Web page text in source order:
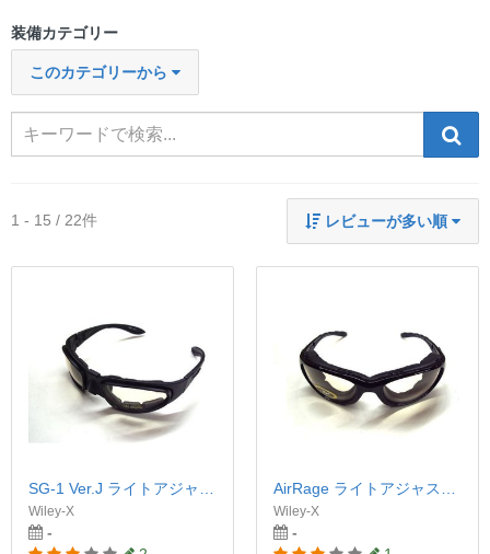
装備カテゴリー
このカテゴリーから
レビューが多い順
1 - 15 / 22件
SG-1 Ver.J ライトアジャスティング（調光レンズ）
Wiley-X
-
AirRage ライトアジャスティング
Wiley-X
-